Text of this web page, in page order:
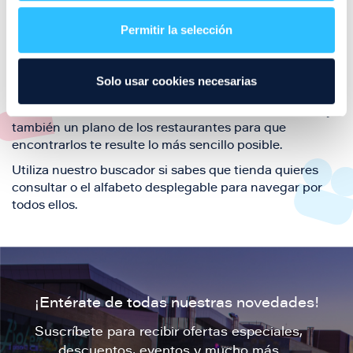
Permitir la selección
Solo usar cookies necesarias
también de nuestra oferta de ocio y shopping durante
tu visita.
El este directorio de restaurantes de Puerto Venecia
también un plano de los restaurantes para que
encontrarlos te resulte lo más sencillo posible.
Utiliza nuestro buscador si sabes que tienda quieres
consultar o el alfabeto desplegable para navegar por
todos ellos.
¡Entérate de todas nuestras novedades!
Suscríbete para recibir ofertas especiales,